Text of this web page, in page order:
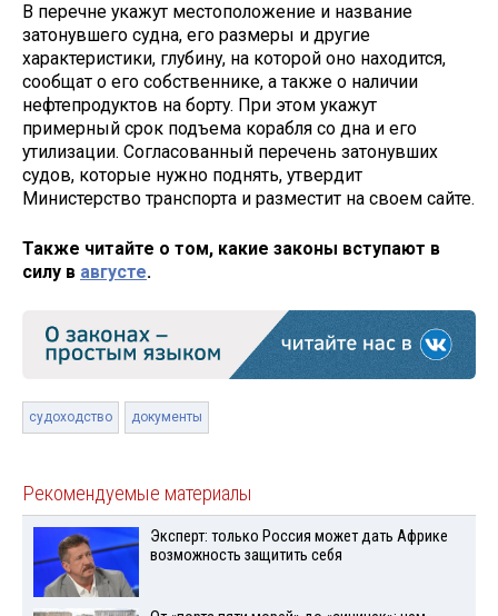
В перечне укажут местоположение и название
затонувшего судна, его размеры и другие
характеристики, глубину, на которой оно находится,
сообщат о его собственнике, а также о наличии
нефтепродуктов на борту. При этом укажут
примерный срок подъема корабля со дна и его
утилизации. Согласованный перечень затонувших
судов, которые нужно поднять, утвердит
Министерство транспорта и разместит на своем сайте.
Также читайте о том, какие законы вступают в
силу в августе.
судоходство документы
Рекомендуемые материалы
Эксперт: только Россия может дать Африке
возможность защитить себя